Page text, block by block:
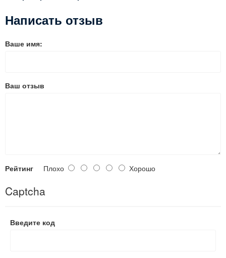
Написать отзыв
Ваше имя:
Ваш отзыв
Рейтинг Плохо Хорошо
Captcha
Введите код